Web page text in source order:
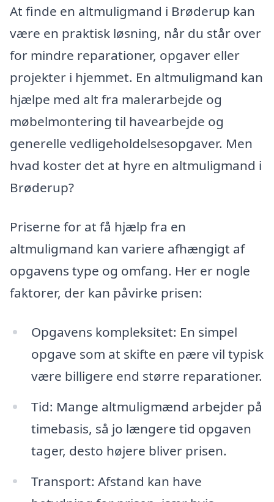
At finde en altmuligmand i Brøderup kan
være en praktisk løsning, når du står over
for mindre reparationer, opgaver eller
projekter i hjemmet. En altmuligmand kan
hjælpe med alt fra malerarbejde og
møbelmontering til havearbejde og
generelle vedligeholdelsesopgaver. Men
hvad koster det at hyre en altmuligmand i
Brøderup?
Priserne for at få hjælp fra en
altmuligmand kan variere afhængigt af
opgavens type og omfang. Her er nogle
faktorer, der kan påvirke prisen:
Opgavens kompleksitet: En simpel
opgave som at skifte en pære vil typisk
være billigere end større reparationer.
Tid: Mange altmuligmænd arbejder på
timebasis, så jo længere tid opgaven
tager, desto højere bliver prisen.
Transport: Afstand kan have